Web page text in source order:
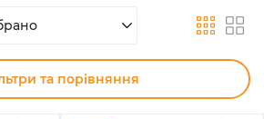
та порівняння